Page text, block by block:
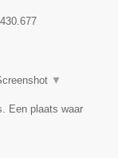
▼
Een plaats waar